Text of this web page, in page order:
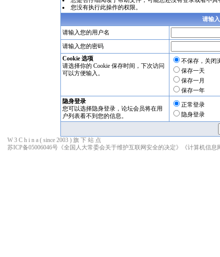
您没有执行此操作的权限。
请输
请输入您的用户名
请输入您的密码
Cookie 选项
请选择你的 Cookie 保存时间，下次访问
可以方便输入。
不保存，关闭
保存一天
保存一月
保存一年
隐身登录
您可以选择隐身登录，论坛会员将在用
户列表看不到您的信息。
正常登录
隐身登录
W 3 C h i n a ( since 2003 ) 旗 下 站 点
苏ICP备05006046号 《全国人大常委会关于维护互联网安全的决定》 《计算机信